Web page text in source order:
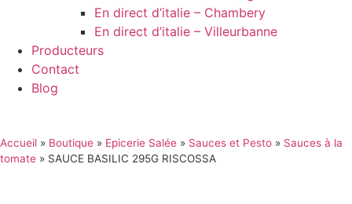
En direct d’italie – Chambery
En direct d’italie – Villeurbanne
Producteurs
Contact
Blog
Accueil » Boutique » Epicerie Salée » Sauces et Pesto » Sauces à la
tomate » SAUCE BASILIC 295G RISCOSSA